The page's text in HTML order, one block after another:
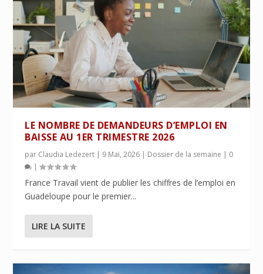
LE NOMBRE DE DEMANDEURS D’EMPLOI EN
BAISSE AU 1ER TRIMESTRE 2026
par Claudia Ledezert | 9 Mai, 2026 | Dossier de la semaine | 0
|
France Travail vient de publier les chiffres de l’emploi en
Guadeloupe pour le premier...
LIRE LA SUITE